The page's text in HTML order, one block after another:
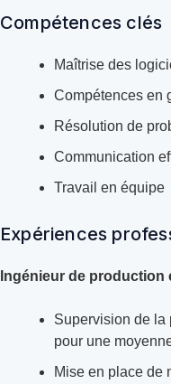
Compétences clés
Maîtrise des
Compétences en
Résolution de
Communication
Travail en équipe
Expériences
Ingénieur de production
Supervision de la
pour une
Mise en place de